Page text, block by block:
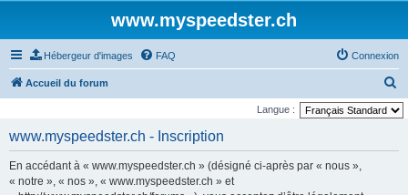
www.myspeedster.ch
Hébergeur d'images FAQ Connexion
Accueil du forum
e
Langue :
www.myspeedster.ch - Inscription
En accédant à « www.myspeedster.ch » (désigné ci-après par « nous »,
« notre », « nos », « www.myspeedster.ch » et